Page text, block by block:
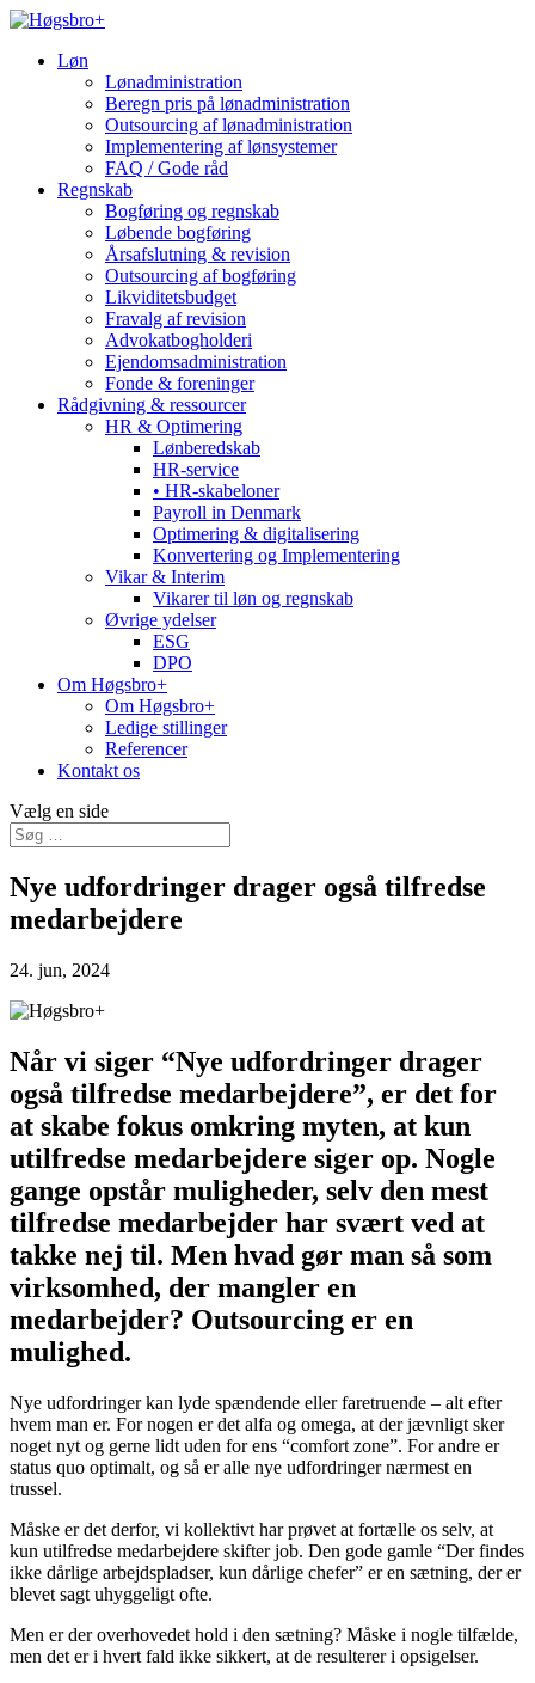
Løn
Lønadministration
Beregn pris på lønadministration
Outsourcing af lønadministration
Implementering af lønsystemer
FAQ / Gode råd
Regnskab
Bogføring og regnskab
Løbende bogføring
Årsafslutning & revision
Outsourcing af bogføring
Likviditetsbudget
Fravalg af revision
Advokatbogholderi
Ejendomsadministration
Fonde & foreninger
Rådgivning & ressourcer
HR & Optimering
Lønberedskab
HR-service
• HR-skabeloner
Payroll in Denmark
Optimering & digitalisering
Konvertering og Implementering
Vikar & Interim
Vikarer til løn og regnskab
Øvrige ydelser
ESG
DPO
Om Høgsbro+
Om Høgsbro+
Ledige stillinger
Referencer
Kontakt os
Vælg en side
Nye udfordringer drager også tilfredse
medarbejdere
24. jun, 2024
Når vi siger “Nye udfordringer drager
også tilfredse medarbejdere”, er det for
at skabe fokus omkring myten, at kun
utilfredse medarbejdere siger op. Nogle
gange opstår muligheder, selv den mest
tilfredse medarbejder har svært ved at
takke nej til. Men hvad gør man så som
virksomhed, der mangler en
medarbejder? Outsourcing er en
mulighed.
Nye udfordringer kan lyde spændende eller faretruende – alt efter
hvem man er. For nogen er det alfa og omega, at der jævnligt sker
noget nyt og gerne lidt uden for ens “comfort zone”. For andre er
status quo optimalt, og så er alle nye udfordringer nærmest en
trussel.
Måske er det derfor, vi kollektivt har prøvet at fortælle os selv, at
kun utilfredse medarbejdere skifter job. Den gode gamle “Der findes
ikke dårlige arbejdspladser, kun dårlige chefer” er en sætning, der er
blevet sagt uhyggeligt ofte.
Men er der overhovedet hold i den sætning? Måske i nogle tilfælde,
men det er i hvert fald ikke sikkert, at de resulterer i opsigelser.